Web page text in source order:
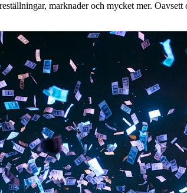
marknader och mycket mer.